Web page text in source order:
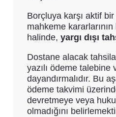
Borçluya karşı aktif
mahkeme
halinde, yargı dışı
Dostane alacak
yazılı ödeme talebine
dayandırmalıdır. Bu
ödeme takvimi
devretmeye veya
olmadığını